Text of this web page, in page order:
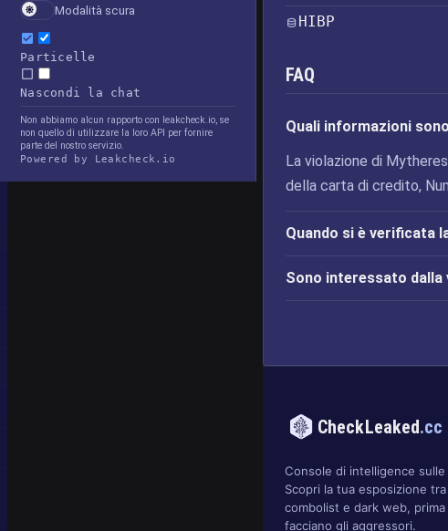
Modalità scura
Particelle
Nascondi la chat
Non abbiamo alcun rapporto con leakcheck.io, se
non quello di utilizzare la loro API per fornire
parte del nostro servizio.
Powered by Leakcheck.io
HIBP
FAQ
Quali informazioni
La violazione di
della carta di credito,
Quando si è verificata
Sono interessato dalla
CheckLeaked.cc
Console di intelligence sulle
Scopri la tua esposizione
combolist e dark web, prima
facciano gli aggressori.